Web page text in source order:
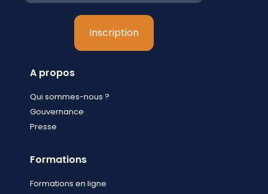
A propos
Qui sommes-nous ?
Gouvernance
Presse
Formations
Formations en ligne